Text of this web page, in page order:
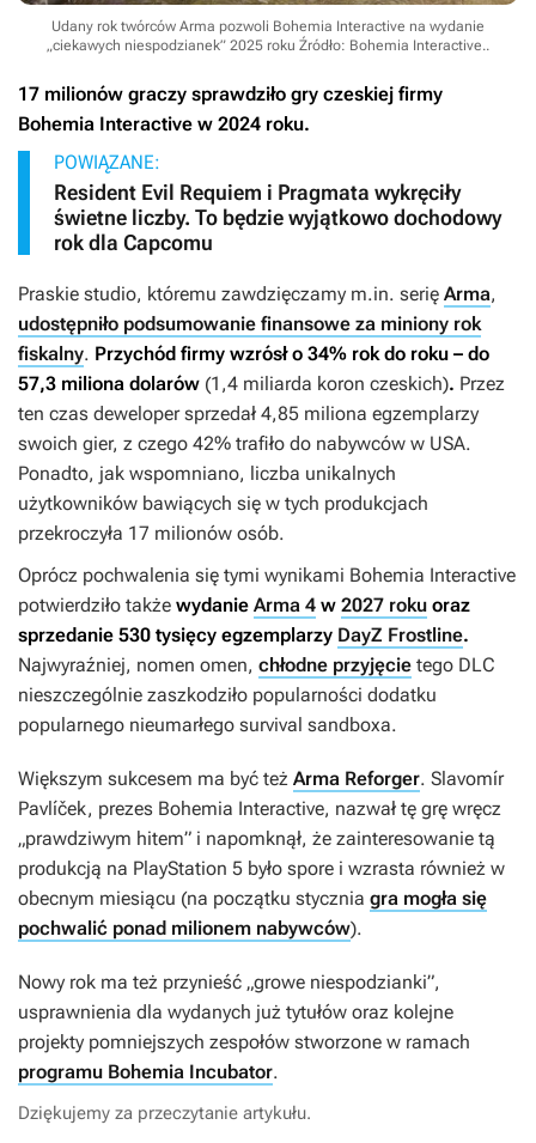
Udany rok twórców Arma pozwoli Bohemia Interactive na wydanie
„ciekawych niespodzianek” 2025 roku Źródło: Bohemia Interactive..
17 milionów graczy sprawdziło gry czeskiej firmy
Bohemia Interactive w 2024 roku.
POWIĄZANE:
Resident Evil Requiem i Pragmata wykręciły
świetne liczby. To będzie wyjątkowo dochodowy
rok dla Capcomu
Praskie studio, któremu zawdzięczamy m.in. serię Arma,
udostępniło podsumowanie finansowe za miniony rok
fiskalny. Przychód firmy wzrósł o 34% rok do roku – do
57,3 miliona dolarów (1,4 miliarda koron czeskich). Przez
ten czas deweloper sprzedał 4,85 miliona egzemplarzy
swoich gier, z czego 42% trafiło do nabywców w USA.
Ponadto, jak wspomniano, liczba unikalnych
użytkowników bawiących się w tych produkcjach
przekroczyła 17 milionów osób.
Oprócz pochwalenia się tymi wynikami Bohemia Interactive
potwierdziło także wydanie Arma 4 w 2027 roku oraz
sprzedanie 530 tysięcy egzemplarzy DayZ Frostline.
Najwyraźniej, nomen omen, chłodne przyjęcie tego DLC
nieszczególnie zaszkodziło popularności dodatku
popularnego nieumarłego survival sandboxa.
Większym sukcesem ma być też Arma Reforger. Slavomír
Pavlíček, prezes Bohemia Interactive, nazwał tę grę wręcz
„prawdziwym hitem” i napomknął, że zainteresowanie tą
produkcją na PlayStation 5 było spore i wzrasta również w
obecnym miesiącu (na początku stycznia gra mogła się
pochwalić ponad milionem nabywców).
Nowy rok ma też przynieść „growe niespodzianki”,
usprawnienia dla wydanych już tytułów oraz kolejne
projekty pomniejszych zespołów stworzone w ramach
programu Bohemia Incubator.
Dziękujemy za przeczytanie artykułu.